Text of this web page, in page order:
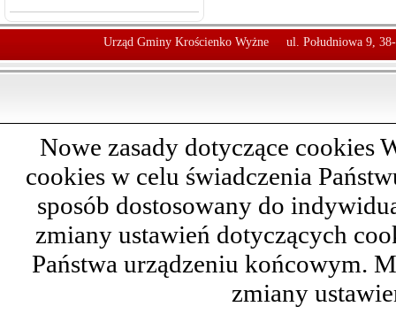
Urząd Gminy Krościenko Wyżne ul. Południowa 9,
Nowe zasady dotyczące cookies
cookies w celu świadczenia
sposób dostosowany do
zmiany ustawień dotyczących
Państwa urządzeniu końcowym.
zmiany